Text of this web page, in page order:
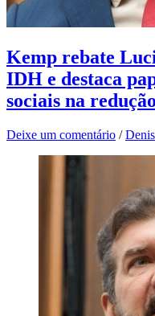
Kemp rebate
IDH e destaca
sociais na
Deixe um comentário /